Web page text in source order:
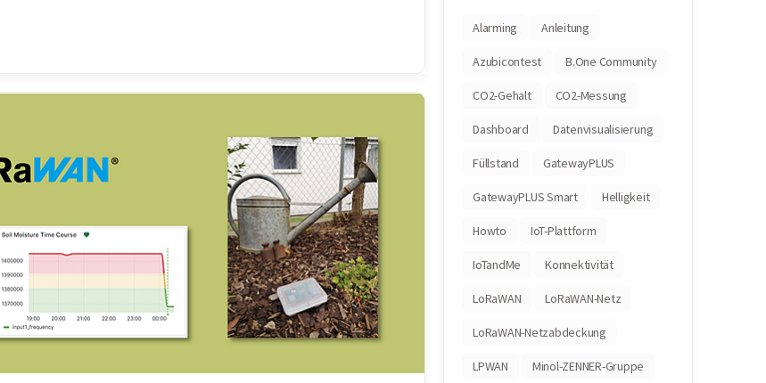
Alarming Anleitung
Azubicontest B.One Community
CO2-Gehalt CO2-Messung
Dashboard Datenvisualisierung
Füllstand GatewayPLUS
GatewayPLUS Smart Helligkeit
Howto IoT-Plattform
IoTandMe Konnektivität
LoRaWAN LoRaWAN-Netz
LoRaWAN-Netzabdeckung
LPWAN Minol-ZENNER-Gruppe